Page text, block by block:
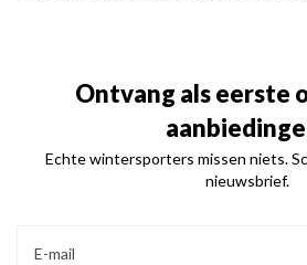
Ontvang als eerste
Echte wintersporters missen niets.
nieuwsbrief.